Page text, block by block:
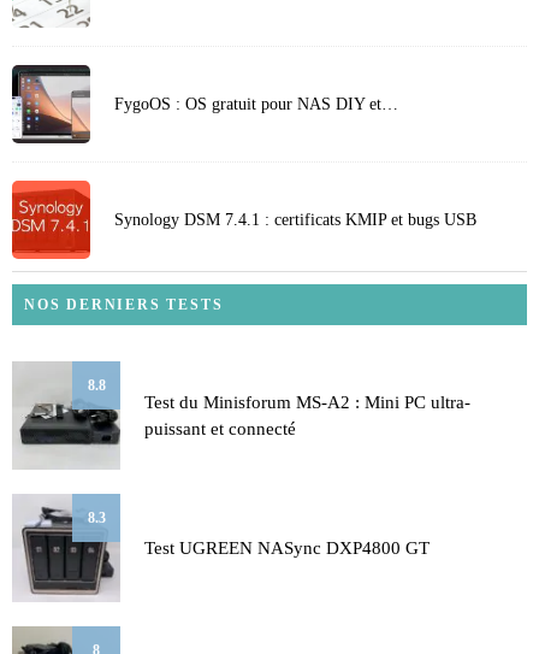
FygoOS : OS gratuit pour NAS DIY et…
Synology DSM 7.4.1 : certificats KMIP et bugs USB
NOS DERNIERS TESTS
8.8
Test du Minisforum MS-A2 : Mini PC ultra-
puissant et connecté
8.3
Test UGREEN NASync DXP4800 GT